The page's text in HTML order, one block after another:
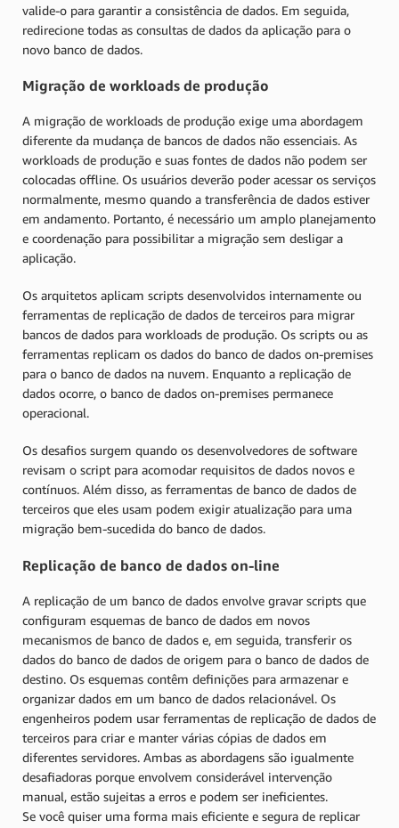
valide-o para garantir a consistência de dados. Em seguida,
redirecione todas as consultas de dados da aplicação para o
novo banco de dados.
Migração de workloads de produção
A migração de workloads de produção exige uma abordagem
diferente da mudança de bancos de dados não essenciais. As
workloads de produção e suas fontes de dados não podem ser
colocadas offline. Os usuários deverão poder acessar os serviços
normalmente, mesmo quando a transferência de dados estiver
em andamento. Portanto, é necessário um amplo planejamento
e coordenação para possibilitar a migração sem desligar a
aplicação.
Os arquitetos aplicam scripts desenvolvidos internamente ou
ferramentas de replicação de dados de terceiros para migrar
bancos de dados para workloads de produção. Os scripts ou as
ferramentas replicam os dados do banco de dados on-premises
para o banco de dados na nuvem. Enquanto a replicação de
dados ocorre, o banco de dados on-premises permanece
operacional.
Os desafios surgem quando os desenvolvedores de software
revisam o script para acomodar requisitos de dados novos e
contínuos. Além disso, as ferramentas de banco de dados de
terceiros que eles usam podem exigir atualização para uma
migração bem-sucedida do banco de dados.
Replicação de banco de dados on-line
A replicação de um banco de dados envolve gravar scripts que
configuram esquemas de banco de dados em novos
mecanismos de banco de dados e, em seguida, transferir os
dados do banco de dados de origem para o banco de dados de
destino. Os esquemas contêm definições para armazenar e
organizar dados em um banco de dados relacionável. Os
engenheiros podem usar ferramentas de replicação de dados de
terceiros para criar e manter várias cópias de dados em
diferentes servidores. Ambas as abordagens são igualmente
desafiadoras porque envolvem considerável intervenção
manual, estão sujeitas a erros e podem ser ineficientes.
Se você quiser uma forma mais eficiente e segura de replicar